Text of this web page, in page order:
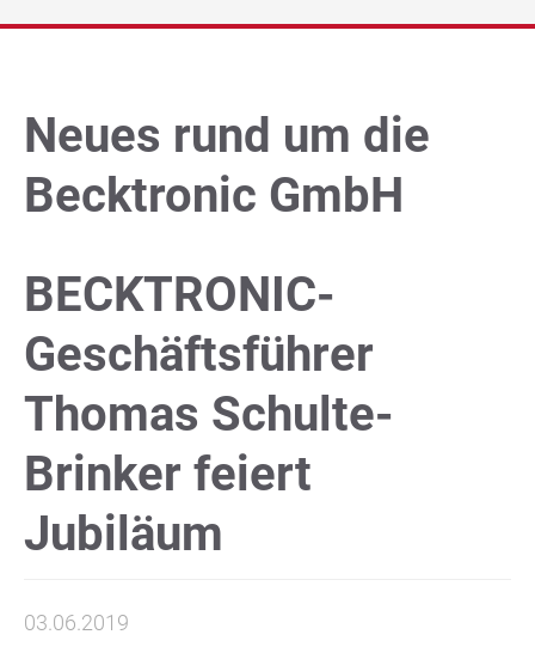
Unternehmen
Technik Blog
DE EN | FR
Neues rund um die
Becktronic GmbH
BECKTRONIC-
Geschäftsführer
Thomas Schulte-
Brinker feiert
Jubiläum
03.06.2019